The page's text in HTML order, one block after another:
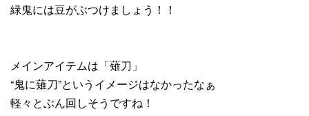
緑鬼には豆がぶつけましょう！！
メインアイテムは「薙刀」
“鬼に薙刀”というイメージはなかったなぁ
軽々とぶん回しそうですね！